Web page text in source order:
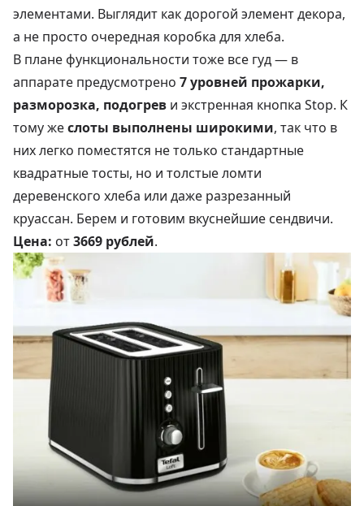
элементами. Выглядит как дорогой элемент декора,
а не просто очередная коробка для хлеба.
В плане функциональности тоже все гуд — в
аппарате предусмотрено 7 уровней прожарки,
разморозка, подогрев и экстренная кнопка Stop. К
тому жеслоты выполнены широкими, так что в
них легко поместятся не только стандартные
квадратные тосты, но и толстые ломти
деревенского хлеба или даже разрезанный
круассан. Берем и готовим вкуснейшие сендвичи.
Цена: от3669 рублей.